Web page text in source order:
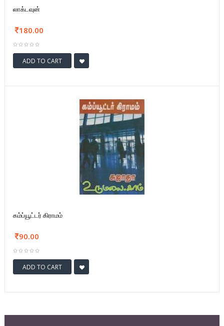
லாக்டவுன்
180.00
ADD TO CART
கம்ப்யூட்டர் கிராமம்
90.00
ADD TO CART